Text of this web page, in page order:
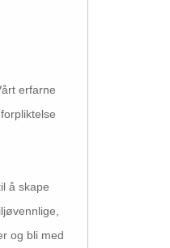
erfarne
å skape
og bli med